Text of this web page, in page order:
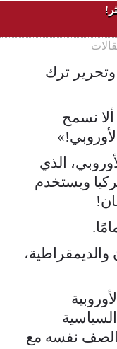
ترك
نسمح
الذي
ويستخدم
الصف نفسه مع